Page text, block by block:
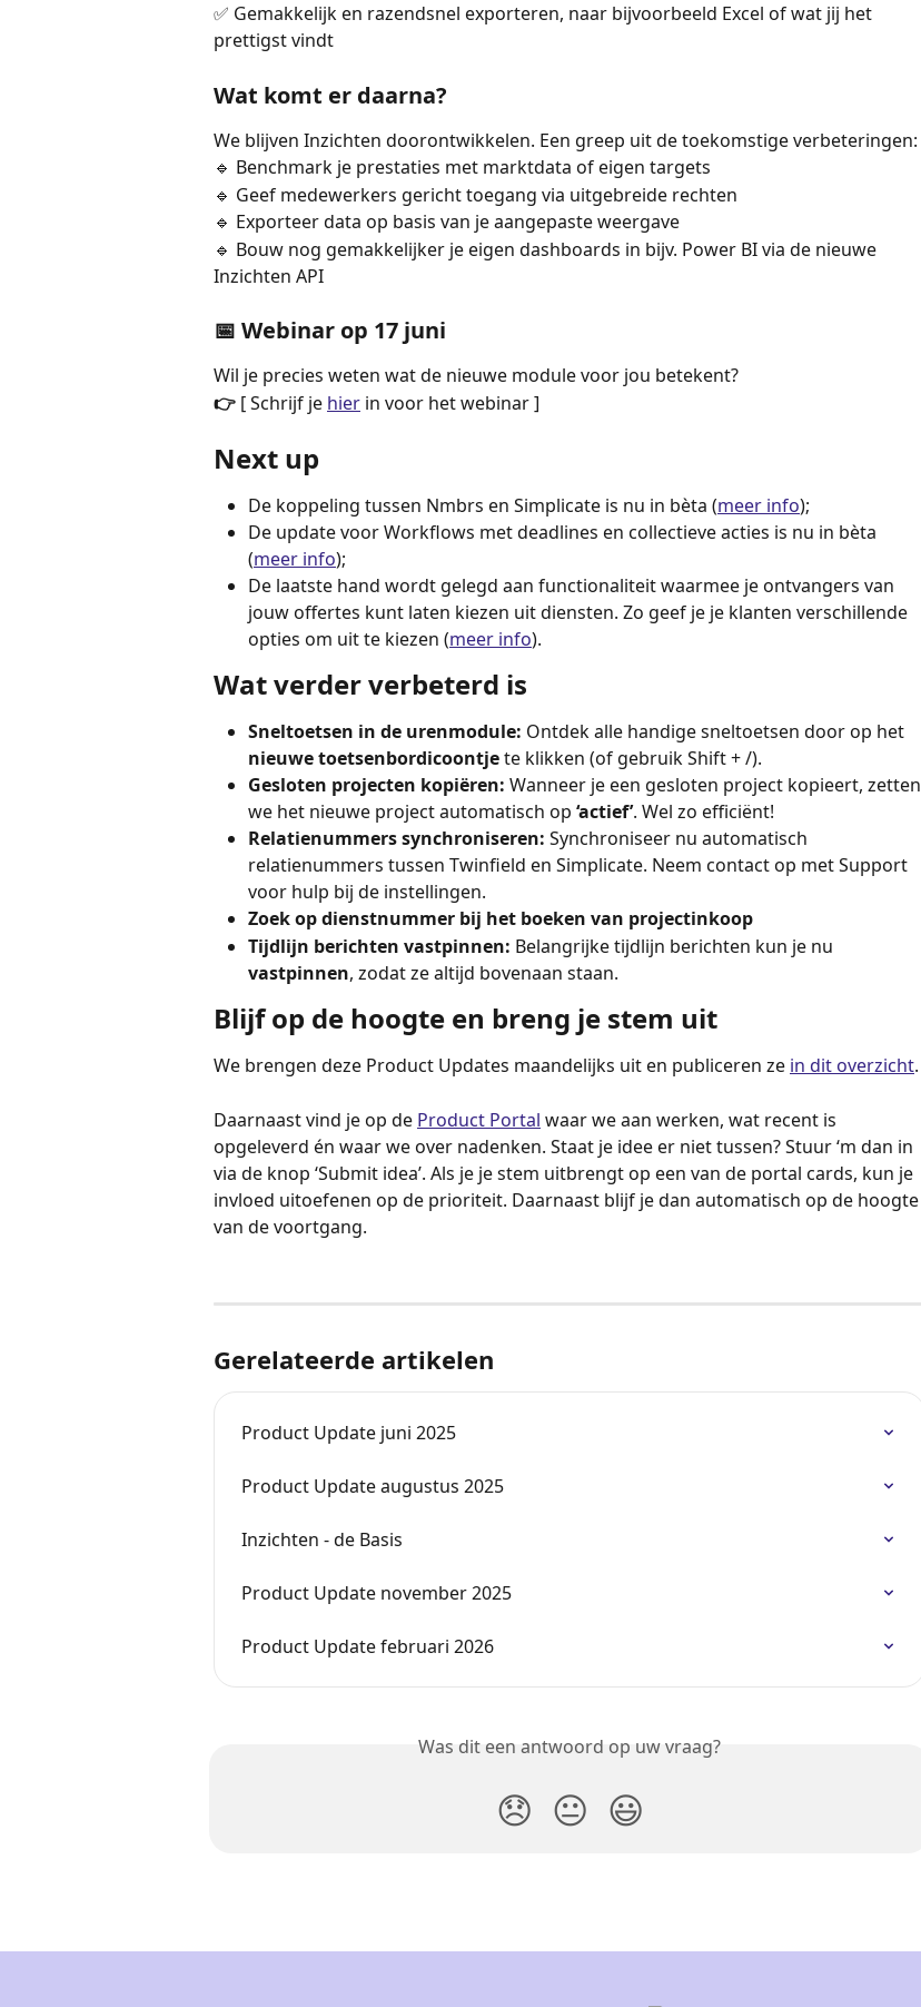
✅ Gemakkelijk en razendsnel exporteren, naar bijvoorbeeld Excel of wat jij het
prettigst vindt
Wat komt er daarna?
We blijven Inzichten doorontwikkelen. Een greep uit de toekomstige verbeteringen:
🔹 Benchmark je prestaties met marktdata of eigen targets
🔹 Geef medewerkers gericht toegang via uitgebreide rechten
🔹 Exporteer data op basis van je aangepaste weergave
🔹 Bouw nog gemakkelijker je eigen dashboards in bijv. Power BI via de nieuwe
Inzichten API
📅 Webinar op 17 juni
Wil je precies weten wat de nieuwe module voor jou betekent?
👉 [ Schrijf je hier in voor het webinar ]
Next up
De koppeling tussen Nmbrs en Simplicate is nu in bèta (meer info);
De update voor Workflows met deadlines en collectieve acties is nu in bèta
(meer info);
De laatste hand wordt gelegd aan functionaliteit waarmee je ontvangers van
jouw offertes kunt laten kiezen uit diensten. Zo geef je je klanten verschillende
opties om uit te kiezen (meer info).
Wat verder verbeterd is
Sneltoetsen in de urenmodule: Ontdek alle handige sneltoetsen door op het
nieuwe toetsenbordicoontje te klikken (of gebruik Shift + /).
Gesloten projecten kopiëren: Wanneer je een gesloten project kopieert, zetten
we het nieuwe project automatisch op ‘actief’. Wel zo efficiënt!
Relatienummers synchroniseren: Synchroniseer nu automatisch
relatienummers tussen Twinfield en Simplicate. Neem contact op met Support
voor hulp bij de instellingen.
Zoek op dienstnummer bij het boeken van projectinkoop
Tijdlijn berichten vastpinnen: Belangrijke tijdlijn berichten kun je nu
vastpinnen, zodat ze altijd bovenaan staan.
Blijf op de hoogte en breng je stem uit
We brengen deze Product Updates maandelijks uit en publiceren ze in dit overzicht.
Daarnaast vind je op de Product Portal waar we aan werken, wat recent is
opgeleverd én waar we over nadenken. Staat je idee er niet tussen? Stuur ‘m dan in
via de knop ‘Submit idea’. Als je je stem uitbrengt op een van de portal cards, kun je
invloed uitoefenen op de prioriteit. Daarnaast blijf je dan automatisch op de hoogte
van de voortgang.
Gerelateerde artikelen
Product Update juni 2025
Product Update augustus 2025
Inzichten - de Basis
Product Update november 2025
Product Update februari 2026
Was dit een antwoord op uw vraag?
😞 😐 😃